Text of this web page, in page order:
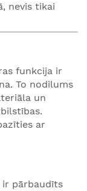
nevis tikai
funkcija ir
To nodilums
un
ar
ir pārbaudīts